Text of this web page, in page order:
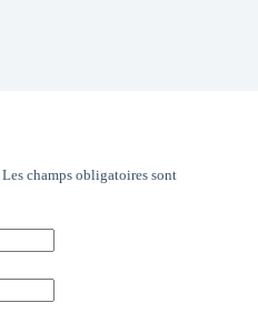
Les champs obligatoires sont